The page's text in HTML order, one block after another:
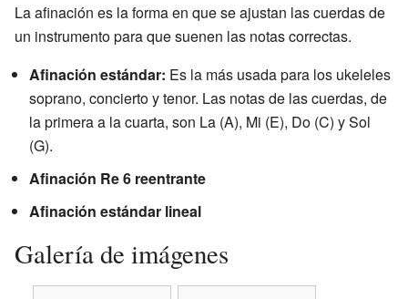
La afinación es la forma en que se ajustan las cuerdas de
un instrumento para que suenen las notas correctas.
Afinación estándar: Es la más usada para los ukeleles
soprano, concierto y tenor. Las notas de las cuerdas, de
la primera a la cuarta, son La (A), Mi (E), Do (C) y Sol
(G).
Afinación Re 6 reentrante
Afinación estándar lineal
Galería de imágenes